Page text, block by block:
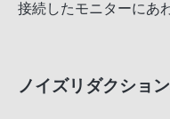
接続したモニターにあ
ノイズリダクショ